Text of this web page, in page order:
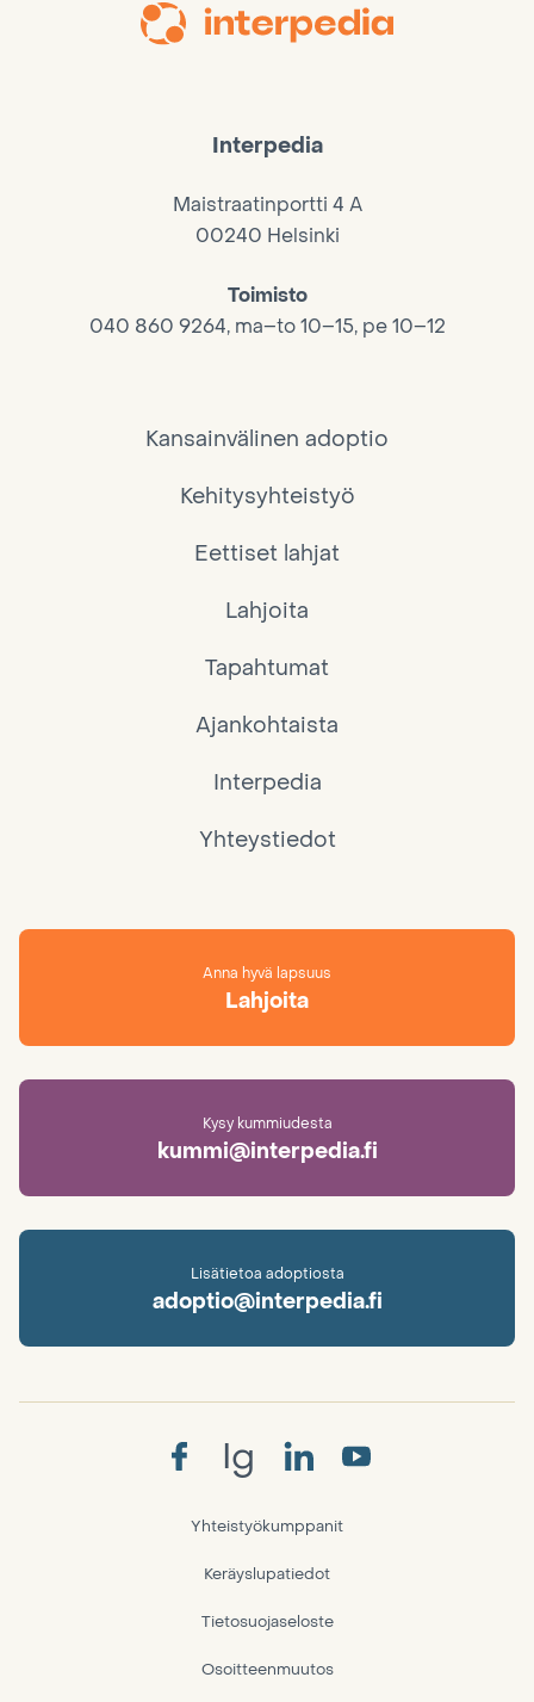
Interpedia
Maistraatinportti 4 A
00240 Helsinki
Toimisto
040 860 9264, ma–to 10–15, pe 10–12
Kansainvälinen adoptio
Kehitysyhteistyö
Eettiset lahjat
Lahjoita
Tapahtumat
Ajankohtaista
Interpedia
Yhteystiedot
Anna hyvä lapsuus
Lahjoita
Kysy kummiudesta
kummi@interpedia.fi
Lisätietoa adoptiosta
adoptio@interpedia.fi
Ig
Yhteistyökumppanit
Keräyslupatiedot
Tietosuojaseloste
Osoitteenmuutos